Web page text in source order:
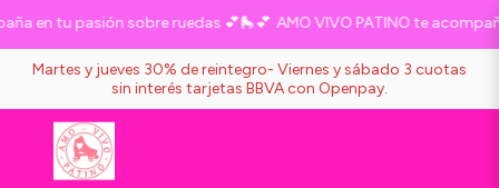
en tu pasión sobre ruedas 💕🛼💕 AMO VIVO PATINO te
Martes y jueves 30% de reintegro- Viernes y sábado 3 cuotas
sin interés tarjetas BBVA con Openpay.